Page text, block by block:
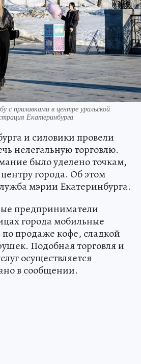
с прилавками в центре уральской
Екатеринбурга
и силовики провели
нелегальную торговлю.
было уделено точкам,
города. Об этом
мэрии Екатеринбурга.
предприниматели
города мобильные
по продаже кофе, сладкой
Подобная торговля и
осуществляется
в сообщении.